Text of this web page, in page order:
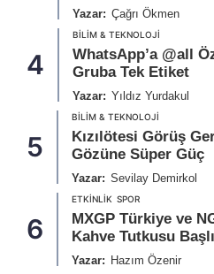
Yazar: Çağrı Ökmen
4
BILIM & TEKNOLOJI
WhatsApp’a @all
Gruba Tek Etiket
Yazar: Yıldız Yurdakul
5
BILIM & TEKNOLOJI
Kızılötesi Görüş
Gözüne Süper Güç
Yazar: Sevilay Demirkol
6
ETKINLIK SPOR
MXGP Türkiye ve
Kahve Tutkusu
Yazar: Hazım Özenir